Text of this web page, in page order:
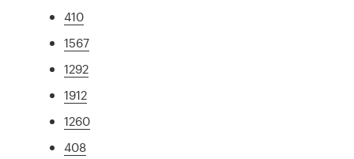
410
1567
1292
1912
1260
408